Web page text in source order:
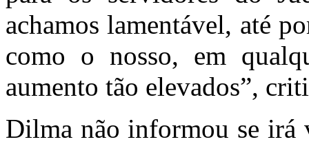
achamos lamentável, até
como o nosso, em
aumento tão elevados”,
Dilma não informou se irá